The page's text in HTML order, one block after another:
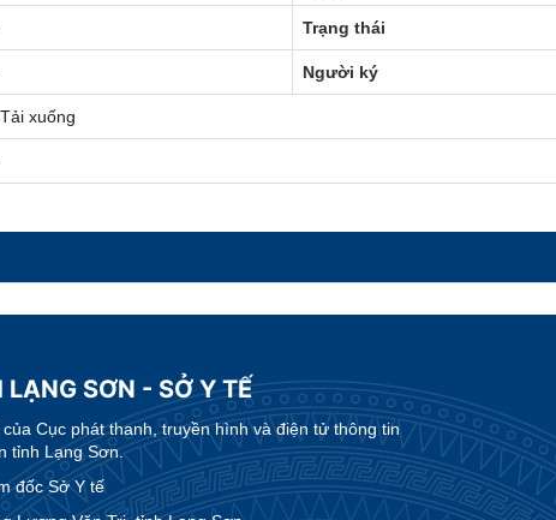
Trạng thái
Người ký
Tải xuống
SƠN - SỞ Y TẾ
Cục phát thanh, truyền hình và điện tử thông tin
tỉnh Lạng Sơn.
đốc Sở Y tế